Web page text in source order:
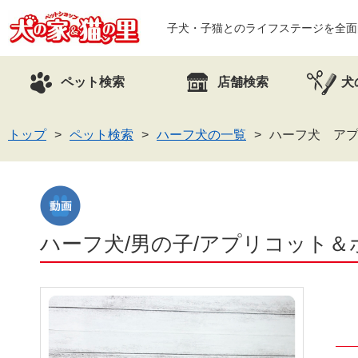
子犬・子猫とのライフステージを全
ペット検索 店舗検索 犬
トップ ペット検索 ハーフ犬の一覧 ハーフ犬 ア
ハーフ犬/男の子/アプリコット